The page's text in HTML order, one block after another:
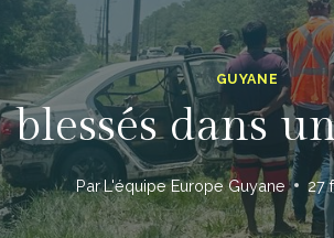
GUYANE
blessés dans
ParL'équipe Europe Guyane 27